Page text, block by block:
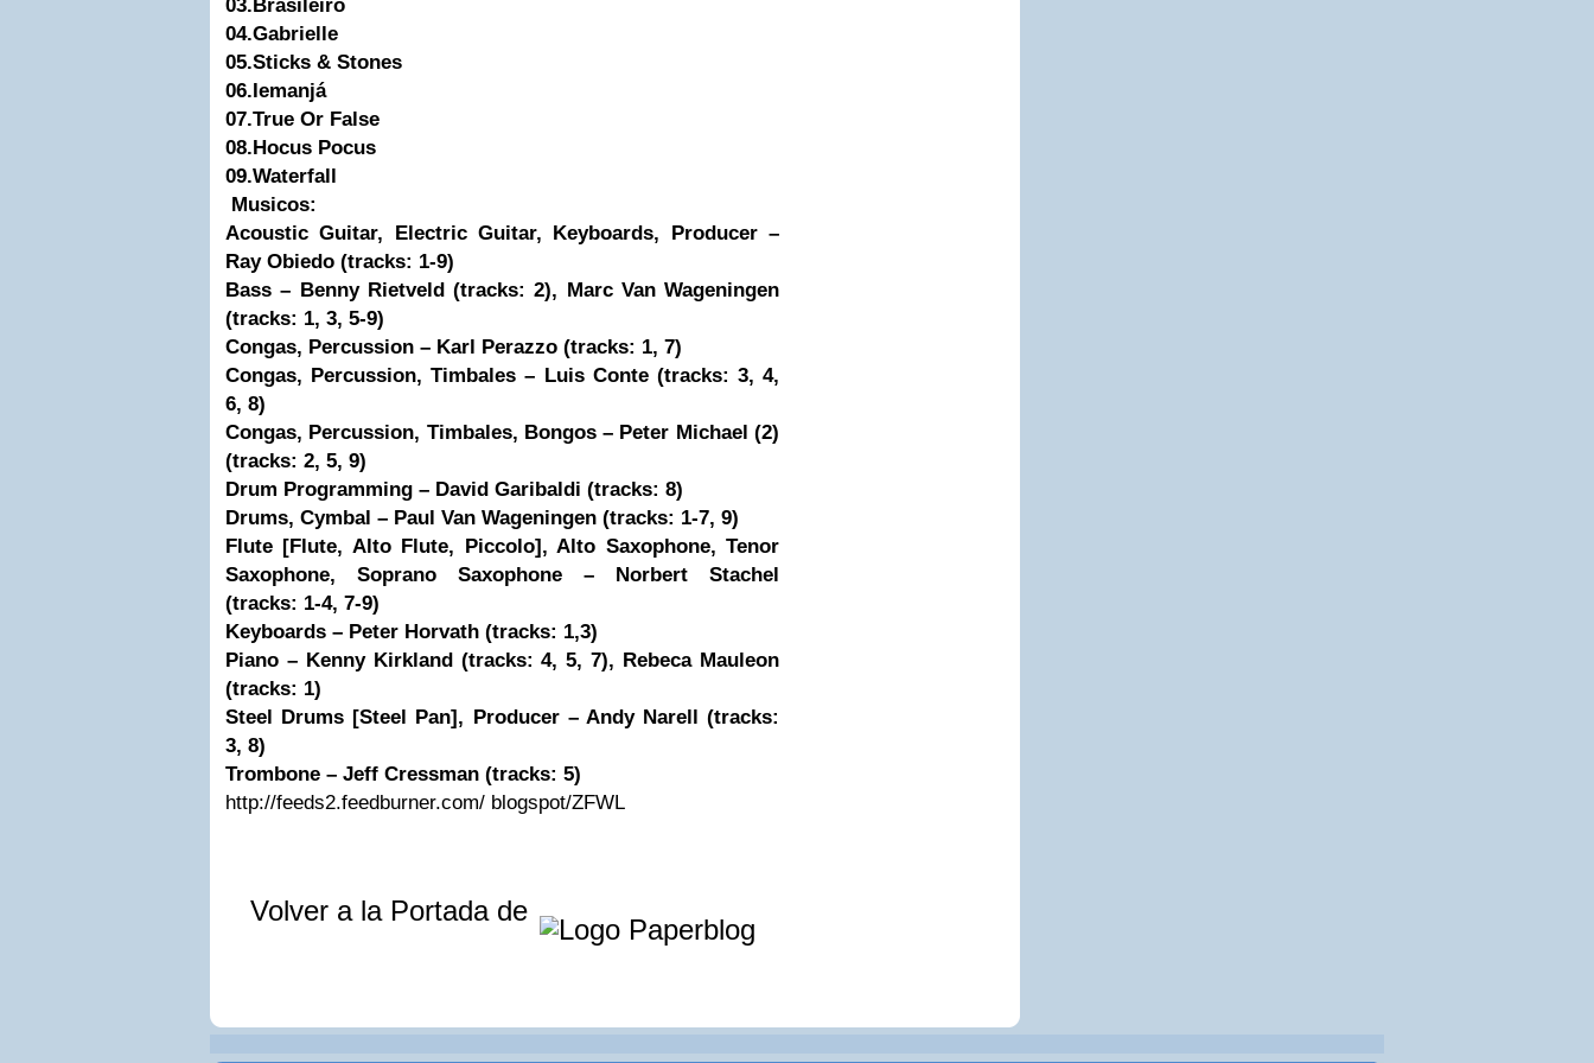
03.Brasileiro
04.Gabrielle
05.Sticks & Stones
06.Iemanjá
07.True Or False
08.Hocus Pocus
09.Waterfall
Musicos:
Acoustic Guitar, Electric Guitar, Keyboards, Producer –
Ray Obiedo (tracks: 1-9)
Bass – Benny Rietveld (tracks: 2), Marc Van Wageningen
(tracks: 1, 3, 5-9)
Congas, Percussion – Karl Perazzo (tracks: 1, 7)
Congas, Percussion, Timbales – Luis Conte (tracks: 3, 4,
6, 8)
Congas, Percussion, Timbales, Bongos – Peter Michael (2)
(tracks: 2, 5, 9)
Drum Programming – David Garibaldi (tracks: 8)
Drums, Cymbal – Paul Van Wageningen (tracks: 1-7, 9)
Flute [Flute, Alto Flute, Piccolo], Alto Saxophone, Tenor
Saxophone, Soprano Saxophone – Norbert Stachel
(tracks: 1-4, 7-9)
Keyboards – Peter Horvath (tracks: 1,3)
Piano – Kenny Kirkland (tracks: 4, 5, 7), Rebeca Mauleon
(tracks: 1)
Steel Drums [Steel Pan], Producer – Andy Narell (tracks:
3, 8)
Trombone – Jeff Cressman (tracks: 5)
http://feeds2.feedburner.com/ blogspot/ZFWL
Volver a la Portada de